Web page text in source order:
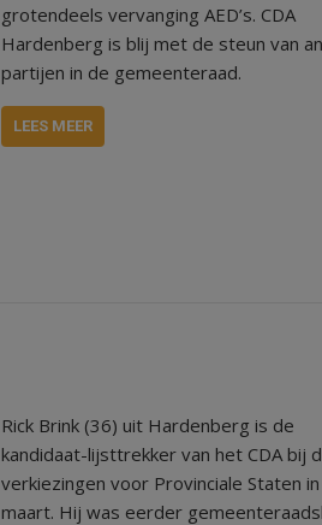
grotendeels vervanging AED’s. CDA
Hardenberg is blij met de steun van
partijen in de gemeenteraad.
LEES MEER
Rick Brink (36) uit Hardenberg is de
kandidaat-lijsttrekker van het CDA bij
verkiezingen voor Provinciale Staten in
maart. Hij was eerder